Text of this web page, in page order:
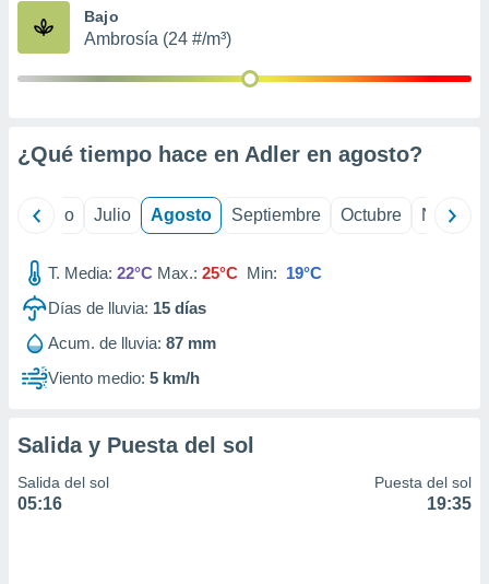
publicidad
publicidad
1199
Bajo
Ambrosía (24 #/m³)
¿Qué tiempo hace en Adler en agosto?
Junio Julio Agosto Septiembre Octubre
T. Media: 22°C Max.: 25°C Min: 19°C
Días de lluvia: 15 días
Acum. de lluvia: 87 mm
Viento medio: 5 km/h
Salida y Puesta del sol
Salida del sol
05:16
Puesta del sol
19:35